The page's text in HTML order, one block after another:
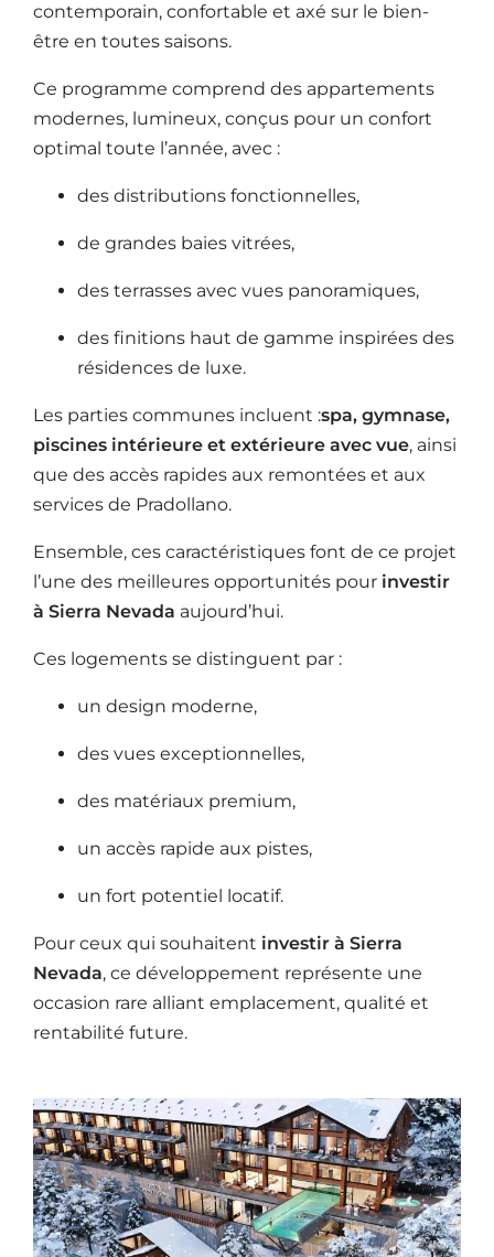
contemporain, confortable et axé sur le bien-
être en toutes saisons.
Ce programme comprend des appartements
modernes, lumineux, conçus pour un confort
optimal toute l’année, avec :
des distributions fonctionnelles,
de grandes baies vitrées,
des terrasses avec vues panoramiques,
des finitions haut de gamme inspirées des
résidences de luxe.
Les parties communes incluent :spa, gymnase,
piscines intérieure et extérieure avec vue, ainsi
que des accès rapides aux remontées et aux
services de Pradollano.
Ensemble, ces caractéristiques font de ce projet
l’une des meilleures opportunités pour investir
à Sierra Nevada aujourd’hui.
Ces logements se distinguent par :
un design moderne,
des vues exceptionnelles,
des matériaux premium,
un accès rapide aux pistes,
un fort potentiel locatif.
Pour ceux qui souhaitent investir à Sierra
Nevada, ce développement représente une
occasion rare alliant emplacement, qualité et
rentabilité future.